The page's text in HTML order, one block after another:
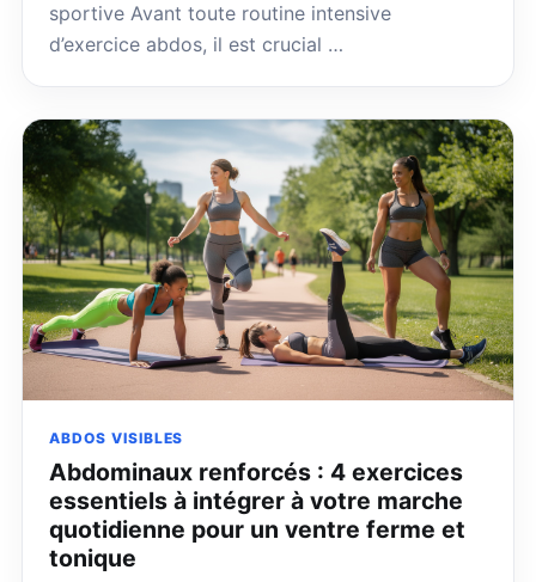
sportive Avant toute routine intensive
d’exercice abdos, il est crucial …
ABDOS VISIBLES
Abdominaux renforcés : 4 exercices
essentiels à intégrer à votre marche
quotidienne pour un ventre ferme et
tonique